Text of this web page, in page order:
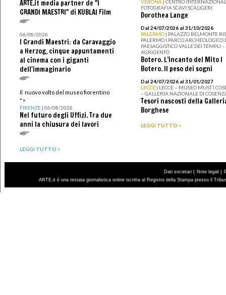
ARTE.it media partner de "I
GRANDI MAESTRI" di KUBLAI Film
06/08/2026
I Grandi Maestri: da Caravaggio
a Herzog, cinque appuntamenti
al cinema con i giganti
dell'immaginario
Il nuovo volto del museo fiorentino
">
FIRENZE| 06/08/2026
Nel futuro degli Uffizi. Tra due
anni la chiusura dei lavori
LEGGI TUTTO >
VERONA | CENTRO
FOTOGRAFIA SCAVI SCALIGERI
Dorothea Lange
Dal 24/07/2026 al 31/10/2026
PALERMO | PALAZZO BELMONTE
PALERMO I PARCO ARCHEOLOGICO
PAESAGGISTICO VALLE DEI TEMPLI -
AGRIGENTO
Botero. L’incanto del Mito I
Botero. Il peso dei sogni
Dal 24/07/2026 al 31/01/2027
LECCE | LECCE – MUSEO MUST I
– GALLERIA NAZIONALE DI
Tesori nascosti della
Borghese
LEGGI TUTTO >
Dati societari | Note legali |
ARTE.it è una testata giornalistica online iscritta al Registro della Stampa presso il